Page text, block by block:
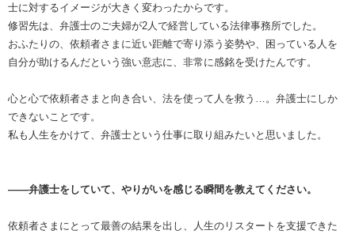
士に対するイメージが大きく変わったからです。
修習先は、弁護士のご夫婦が2人で経営している法律事務所でした。
おふたりの、依頼者さまに近い距離で寄り添う姿勢や、困っている人を
自分が助けるんだという強い意志に、非常に感銘を受けたんです。
心と心で依頼者さまと向き合い、法を使って人を救う…。弁護士にしか
できないことです。
私も人生をかけて、弁護士という仕事に取り組みたいと思いました。
――弁護士をしていて、やりがいを感じる瞬間を教えてください。
依頼者さまにとって最善の結果を出し、人生のリスタートを支援できた